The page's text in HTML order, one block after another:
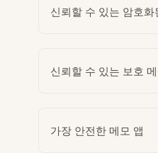
신뢰할 수 있는 암호화
신뢰할 수 있는 보호
가장 안전한 메모 앱